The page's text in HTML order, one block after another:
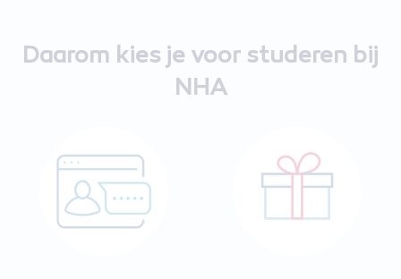
Daarom kies je voor studeren bij
NHA